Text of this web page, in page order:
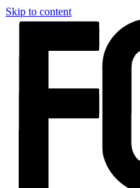
Skip to content